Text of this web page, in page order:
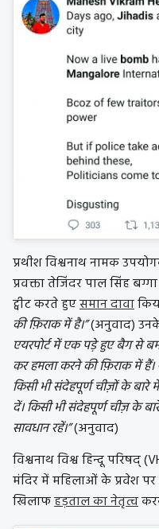
प्रथीश विश्वनाथ नामक
प्रवक्ता तेजिंदर पाल सिंह
ट्वीट करते हुएसमान दावा
की फ़िराक में है।”(अनुवाद)
एयरपोर्ट में एक पड़े हुए बैग से
कर हमला करने की फ़िराक में
किसी भी संदेहपूर्ण चीज़ों के बारे
दें। किसी भी संदेहपूर्ण चीज़ के
सावधान रहें।”(अनुवाद)
विश्वनाथ विश्व हिन्दू परिषद्
मंदिर में महिलाओं के प्रवेश पर
खिलाफहड़ताल का नेतृत्व